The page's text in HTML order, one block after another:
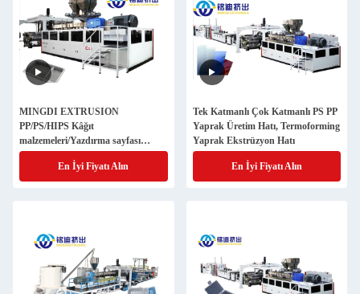
MINGDI EXTRUSION
PP/PS/HIPS Kâğıt
malzemeleri/Yazdırma sayfası
üretim hattı
En İyi Fiyatı Alın
Tek Katmanlı Çok Katmanlı PS PP
Yaprak Üretim Hatı, Termoforming
Yaprak Ekstrüzyon Hatı
En İyi Fiyatı Alın